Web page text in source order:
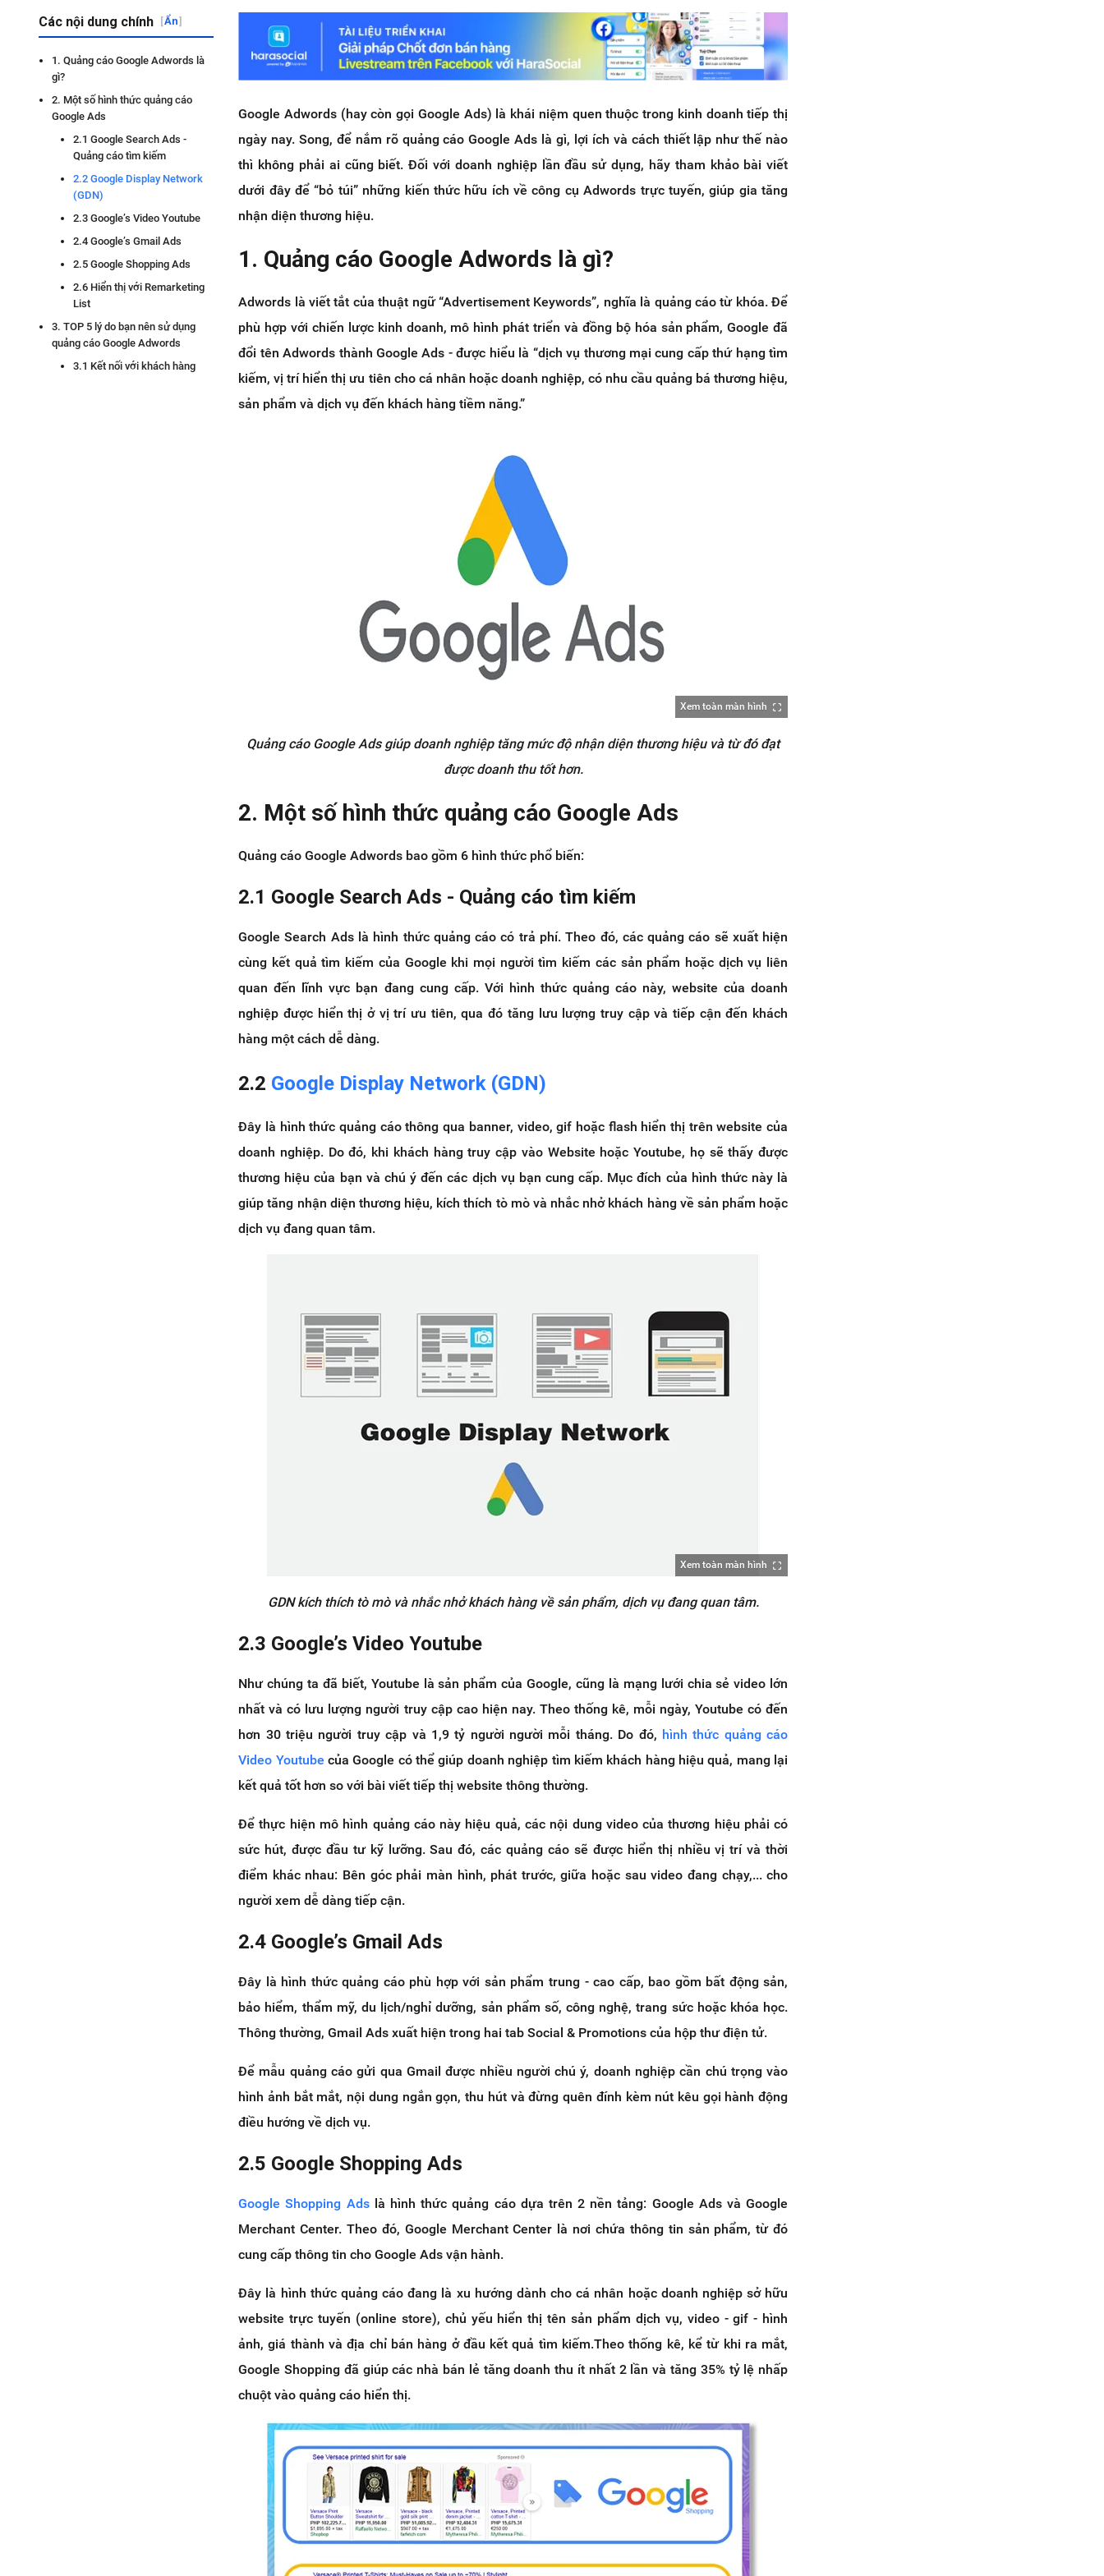
Các nội dung chính [Ẩn]
1. Quảng cáo Google Adwords là
gì?
2. Một số hình thức quảng cáo
Google Ads
2.1 Google Search Ads -
Quảng cáo tìm kiếm
2.2 Google Display Network
(GDN)
2.3 Google’s Video Youtube
2.4 Google’s Gmail Ads
2.5 Google Shopping Ads
2.6 Hiển thị với Remarketing
List
3. TOP 5 lý do bạn nên sử dụng
quảng cáo Google Adwords
3.1 Kết nối với khách hàng
Google Adwords (hay còn gọi Google Ads) là khái niệm quen thuộc trong kinh doanh tiếp thị
ngày nay. Song, để nắm rõ quảng cáo Google Ads là gì, lợi ích và cách thiết lập như thế nào
thì không phải ai cũng biết. Đối với doanh nghiệp lần đầu sử dụng, hãy tham khảo bài viết
dưới đây để “bỏ túi” những kiến thức hữu ích về công cụ Adwords trực tuyến, giúp gia tăng
nhận diện thương hiệu.
1. Quảng cáo Google Adwords là gì?
Adwords là viết tắt của thuật ngữ “Advertisement Keywords”, nghĩa là quảng cáo từ khóa. Để
phù hợp với chiến lược kinh doanh, mô hình phát triển và đồng bộ hóa sản phẩm, Google đã
đổi tên Adwords thành Google Ads - được hiểu là “dịch vụ thương mại cung cấp thứ hạng tìm
kiếm, vị trí hiển thị ưu tiên cho cá nhân hoặc doanh nghiệp, có nhu cầu quảng bá thương hiệu,
sản phẩm và dịch vụ đến khách hàng tiềm năng.”
Xem toàn màn hình
Quảng cáo Google Ads giúp doanh nghiệp tăng mức độ nhận diện thương hiệu và từ đó đạt
được doanh thu tốt hơn.
2. Một số hình thức quảng cáo Google Ads
Quảng cáo Google Adwords bao gồm 6 hình thức phổ biến:
2.1 Google Search Ads - Quảng cáo tìm kiếm
Google Search Ads là hình thức quảng cáo có trả phí. Theo đó, các quảng cáo sẽ xuất hiện
cùng kết quả tìm kiếm của Google khi mọi người tìm kiếm các sản phẩm hoặc dịch vụ liên
quan đến lĩnh vực bạn đang cung cấp. Với hình thức quảng cáo này, website của doanh
nghiệp được hiển thị ở vị trí ưu tiên, qua đó tăng lưu lượng truy cập và tiếp cận đến khách
hàng một cách dễ dàng.
2.2 Google Display Network (GDN)
Đây là hình thức quảng cáo thông qua banner, video, gif hoặc flash hiển thị trên website của
doanh nghiệp. Do đó, khi khách hàng truy cập vào Website hoặc Youtube, họ sẽ thấy được
thương hiệu của bạn và chú ý đến các dịch vụ bạn cung cấp. Mục đích của hình thức này là
giúp tăng nhận diện thương hiệu, kích thích tò mò và nhắc nhở khách hàng về sản phẩm hoặc
dịch vụ đang quan tâm.
Xem toàn màn hình
GDN kích thích tò mò và nhắc nhở khách hàng về sản phẩm, dịch vụ đang quan tâm.
2.3 Google’s Video Youtube
Như chúng ta đã biết, Youtube là sản phẩm của Google, cũng là mạng lưới chia sẻ video lớn
nhất và có lưu lượng người truy cập cao hiện nay. Theo thống kê, mỗi ngày, Youtube có đến
hơn 30 triệu người truy cập và 1,9 tỷ người người mỗi tháng. Do đó, hình thức quảng cáo
Video Youtube của Google có thể giúp doanh nghiệp tìm kiếm khách hàng hiệu quả, mang lại
kết quả tốt hơn so với bài viết tiếp thị website thông thường.
Để thực hiện mô hình quảng cáo này hiệu quả, các nội dung video của thương hiệu phải có
sức hút, được đầu tư kỹ lưỡng. Sau đó, các quảng cáo sẽ được hiển thị nhiều vị trí và thời
điểm khác nhau: Bên góc phải màn hình, phát trước, giữa hoặc sau video đang chạy,... cho
người xem dễ dàng tiếp cận.
2.4 Google’s Gmail Ads
Đây là hình thức quảng cáo phù hợp với sản phẩm trung - cao cấp, bao gồm bất động sản,
bảo hiểm, thẩm mỹ, du lịch/nghỉ dưỡng, sản phẩm số, công nghệ, trang sức hoặc khóa học.
Thông thường, Gmail Ads xuất hiện trong hai tab Social & Promotions của hộp thư điện tử.
Để mẫu quảng cáo gửi qua Gmail được nhiều người chú ý, doanh nghiệp cần chú trọng vào
hình ảnh bắt mắt, nội dung ngắn gọn, thu hút và đừng quên đính kèm nút kêu gọi hành động
điều hướng về dịch vụ.
2.5 Google Shopping Ads
Google Shopping Adslà hình thức quảng cáo dựa trên 2 nền tảng: Google Ads và Google
Merchant Center. Theo đó, Google Merchant Center là nơi chứa thông tin sản phẩm, từ đó
cung cấp thông tin cho Google Ads vận hành.
Đây là hình thức quảng cáo đang là xu hướng dành cho cá nhân hoặc doanh nghiệp sở hữu
website trực tuyến (online store), chủ yếu hiển thị tên sản phẩm dịch vụ, video - gif - hình
ảnh, giá thành và địa chỉ bán hàng ở đầu kết quả tìm kiếm.Theo thống kê, kể từ khi ra mắt,
Google Shopping đã giúp các nhà bán lẻ tăng doanh thu ít nhất 2 lần và tăng 35% tỷ lệ nhấp
chuột vào quảng cáo hiển thị.